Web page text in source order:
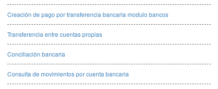
Creación de pago por transferencia bancaria modulo bancos
Transferencia entre cuentas propias
Conciliación bancaria
Consulta de movimientos por cuenta bancaria